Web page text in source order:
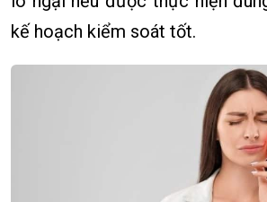
kế hoạch kiểm soát tốt.